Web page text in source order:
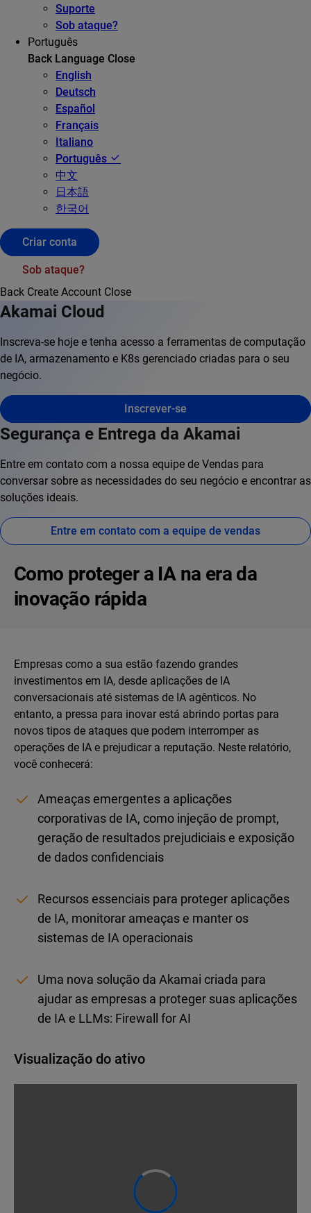
Suporte
Sob ataque?
Português
Back Language Close
English
Deutsch
Español
Français
Italiano
Português
中文
日本語
한국어
Criar conta
Sob ataque?
Back Create Account Close
Akamai Cloud
Inscreva-se hoje e tenha acesso a ferramentas de computação
de IA, armazenamento e K8s gerenciado criadas para o seu
negócio.
Inscrever-se
Segurança e Entrega da Akamai
Entre em contato com a nossa equipe de Vendas para
conversar sobre as necessidades do seu negócio e encontrar as
soluções ideais.
Entre em contato com a equipe de vendas
Como proteger a IA na era da
inovação rápida
Empresas como a sua estão fazendo grandes
investimentos em IA, desde aplicações de IA
conversacionais até sistemas de IA agênticos. No
entanto, a pressa para inovar está abrindo portas para
novos tipos de ataques que podem interromper as
operações de IA e prejudicar a reputação. Neste relatório,
você conhecerá:
Ameaças emergentes a aplicações
corporativas de IA, como injeção de prompt,
geração de resultados prejudiciais e exposição
de dados confidenciais
Recursos essenciais para proteger aplicações
de IA, monitorar ameaças e manter os
sistemas de IA operacionais
Uma nova solução da Akamai criada para
ajudar as empresas a proteger suas aplicações
de IA e LLMs: Firewall for AI
Visualização do ativo